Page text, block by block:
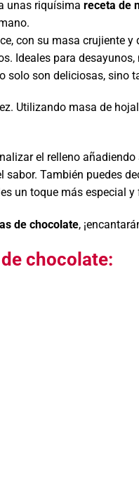
unas riquísima receta de
con su masa crujiente
Ideales para
solo son deliciosas, sino
Utilizando masa de
el relleno
También puedes
un toque más especial y
de chocolate,
chocolate: